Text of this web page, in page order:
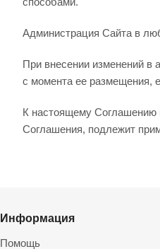
Администрация Сайта в
При внесении изменений в
с момента ее размещения,
К настоящему Соглашению
Соглашения, подлежит
Информация
Помощь